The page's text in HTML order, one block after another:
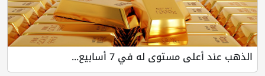
الذهب عند أعلى مستوى له في 7 أسابيع...